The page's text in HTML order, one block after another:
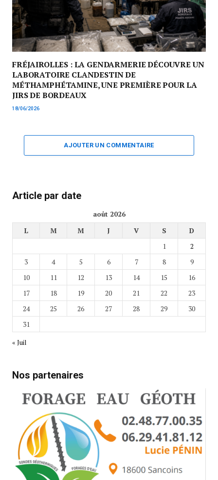
FRÉJAIROLLES : LA GENDARMERIE DÉCOUVRE UN
LABORATOIRE CLANDESTIN DE
MÉTHAMPHÉTAMINE, UNE PREMIÈRE POUR LA
JIRS DE BORDEAUX
18/06/2026
AJOUTER UN COMMENTAIRE
Article par date
août 2026
L
M M J V S
D
1
2
3
4 5 6 7 8
9
10
11 12 13 14 15
16
17
18 19 20 21 22
23
24
25 26 27 28 29
30
31
« Juil
Nos partenaires